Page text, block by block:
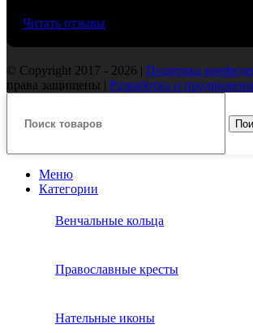
Читать отзывы
© Copyright 2017 - 2026 | Политика
права защищены | Разработка и
Меню
Категории
Венчальные кольца
Православные кресты
Нательные иконы